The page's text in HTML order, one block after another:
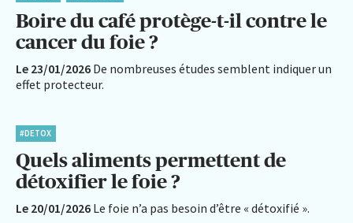
Boire du café protège-t-il contre le
cancer du foie ?
Le 23/01/2026 De nombreuses études semblent indiquer un
effet protecteur.
#DETOX
Quels aliments permettent de
détoxifier le foie ?
Le 20/01/2026 Le foie n’a pas besoin d’être « détoxifié ».